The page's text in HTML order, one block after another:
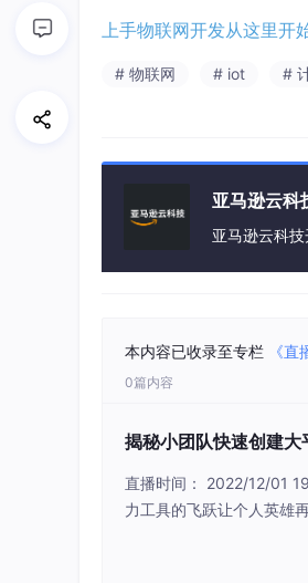
上手物联网开发从这里开
# 物联网 # iot #
亚马逊云
亚马逊云科
本内容已收录至专栏 《直
0篇内容
揭秘小团队快速创建
直播时间： 2022/12/01
力工具的飞跃让个人英雄